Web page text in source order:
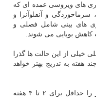
های ویروسی عمده ای که
سرماخوردگی و آنفلوآنزا و
های بینی شامل فصلی و
کاهش بویایی می شوند.
خیلی از این حالت ها گذرا
هفته به تدریج بهتر خواهد
لطفاً اقدامات درمانی خودمراقبتی زیر را حداقل برای ۲ تا ۴ هفته